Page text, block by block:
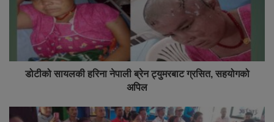
डोटीको सायलकी हरिना नेपाली ब्रेन ट्युमरबाट ग्रसित, सहयोगको
अपिल